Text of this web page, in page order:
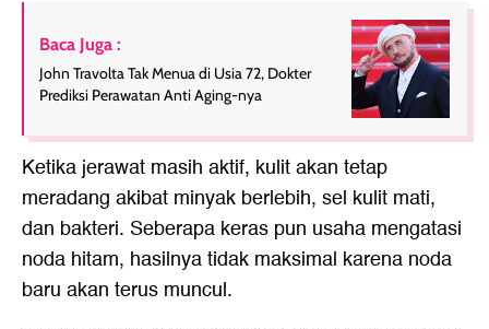
Baca Juga :
John Travolta Tak Menua di Usia 72, Dokter
Prediksi Perawatan Anti Aging-nya
Ketika jerawat masih aktif, kulit akan tetap
meradang akibat minyak berlebih, sel kulit mati,
dan bakteri. Seberapa keras pun usaha mengatasi
noda hitam, hasilnya tidak maksimal karena noda
baru akan terus muncul.